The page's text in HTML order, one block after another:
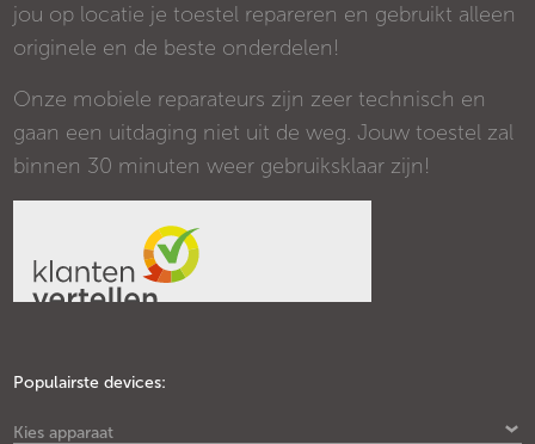
jou op locatie je toestel repareren en gebruikt alleen
originele en de beste onderdelen!
Onze mobiele reparateurs zijn zeer technisch en
gaan een uitdaging niet uit de weg. Jouw toestel zal
binnen 30 minuten weer gebruiksklaar zijn!
Populairste devices:
Kies apparaat